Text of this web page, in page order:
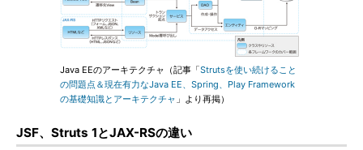
Java EEのアーキテクチャ（記事「Strutsを使い続けること
の問題点＆現在有力なJava EE、Spring、Play Framework
の基礎知識とアーキテクチャ 」より再掲）
JSF、Struts 1とJAX-RSの違い